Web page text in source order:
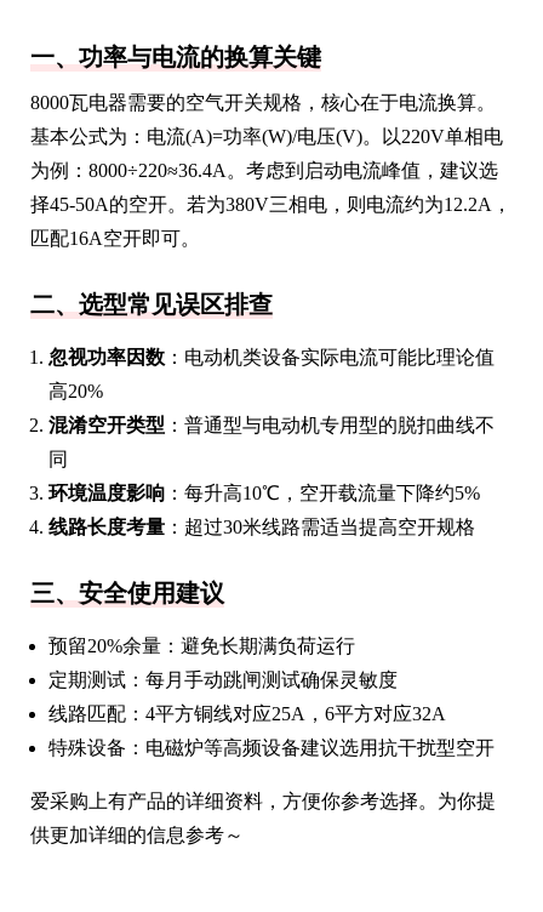
一、功率与电流的换算关键
8000瓦电器需要的空气开关规格，核心在于电流换算。
基本公式为：电流(A)=功率(W)/电压(V)。以220V单相电
为例：8000÷220≈36.4A。考虑到启动电流峰值，建议选
择45-50A的空开。若为380V三相电，则电流约为12.2A，
匹配16A空开即可。
二、选型常见误区排查
忽视功率因数 ：电动机类设备实际电流可能比理论值
高20%
混淆空开类型 ：普通型与电动机专用型的脱扣曲线不
同
环境温度影响 ：每升高10℃，空开载流量下降约5%
线路长度考量 ：超过30米线路需适当提高空开规格
三、安全使用建议
预留20%余量：避免长期满负荷运行
定期测试：每月手动跳闸测试确保灵敏度
线路匹配：4平方铜线对应25A，6平方对应32A
特殊设备：电磁炉等高频设备建议选用抗干扰型空开
爱采购上有产品的详细资料，方便你参考选择。为你提
供更加详细的信息参考～